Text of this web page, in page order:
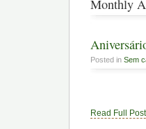
Monthly
Posted in Sem
Read Full